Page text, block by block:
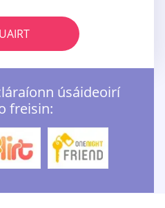
úsáideoirí
freisin: